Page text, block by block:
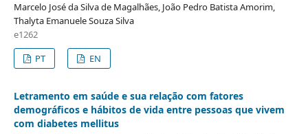
Marcelo José da Silva de Magalhães, João Pedro Batista Amorim,
Thalyta Emanuele Souza Silva
e1262
PT
EN
Letramento em saúde e sua relação com fatores
demográficos e hábitos de vida entre pessoas que vivem
com diabetes mellitus